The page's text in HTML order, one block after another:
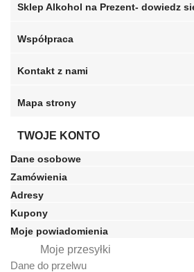
Sklep Alkohol na Prezent- dowiedz
Współpraca
Kontakt z nami
Mapa strony
TWOJE KONTO
Dane osobowe
Zamówienia
Adresy
Kupony
Moje powiadomienia
Moje przesyłki
Dane do przelwu